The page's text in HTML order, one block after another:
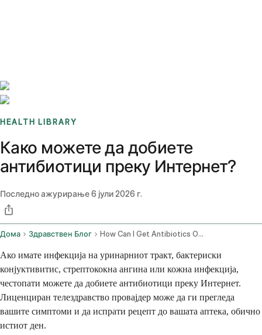
HEALTH LIBRARY
Како можете да добиете
антибиотици преку Интернет?
Последно ажурирање6 јули 2026 г.
Дома Здравствен Блог How Can I Get Antibiotics Online Same Day Telehealth Prescription Guide 2026
Ако имате инфекција на уринарниот тракт, бактериски
конјуктивитис, стрептококна ангина или кожна инфекција,
честопати можете да добиете антибиотици преку Интернет.
Лиценциран телездравство провајдер може да ги прегледа
вашите симптоми и да испрати рецепт до вашата аптека, обично
истиот ден.